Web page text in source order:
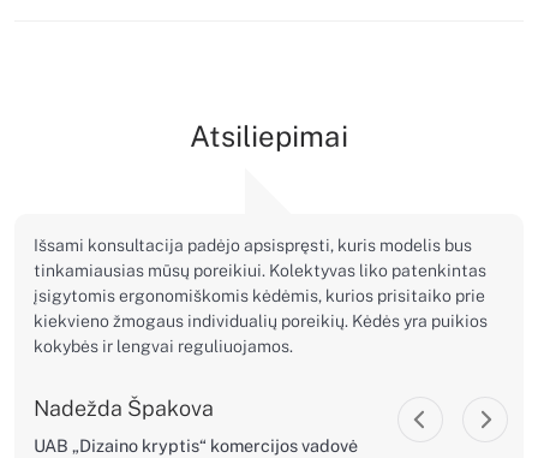
Atsiliepimai
Išsami konsultacija padėjo apsispręsti, kuris modelis bus
tinkamiausias mūsų poreikiui. Kolektyvas liko patenkintas
įsigytomis ergonomiškomis kėdėmis, kurios prisitaiko prie
kiekvieno žmogaus individualių poreikių. Kėdės yra puikios
kokybės ir lengvai reguliuojamos.
Nadežda Špakova
UAB „Dizaino kryptis“ komercijos vadovė